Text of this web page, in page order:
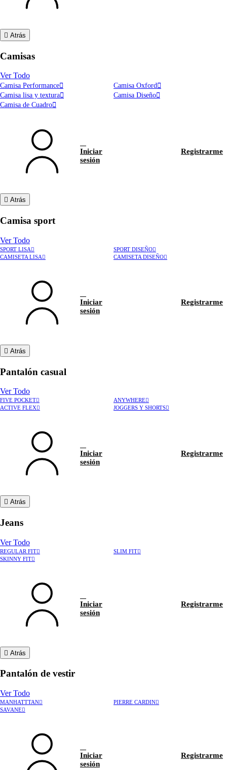
Atrás
Camisas
Ver Todo
Camisa Performance
Camisa Oxford
Camisa lisa y textura
Camisa Diseño
Camisa de Cuadro
Iniciar
sesión
Registrarme
Atrás
Camisa sport
Ver Todo
SPORT LISA
SPORT DISEÑO
CAMISETA LISA
CAMISETA DISEÑO
Iniciar
sesión
Registrarme
Atrás
Pantalón casual
Ver Todo
FIVE POCKET
ANYWHERE
ACTIVE FLEX
JOGGERS Y SHORTS
Iniciar
sesión
Registrarme
Atrás
Jeans
Ver Todo
REGULAR FIT
SLIM FIT
SKINNY FIT
Iniciar
sesión
Registrarme
Atrás
Pantalón de vestir
Ver Todo
MANHATTTAN
PIERRE CARDIN
SAVANE
Iniciar
sesión
Registrarme
Hablar con asesor